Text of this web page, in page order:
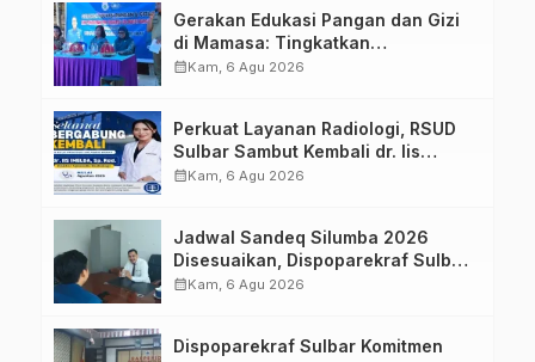
Gerakan Edukasi Pangan dan Gizi
di Mamasa: Tingkatkan
Pengetahuan dan Keterampilan
calendar_monthKam, 6 Agu 2026
Perkuat Layanan Radiologi, RSUD
Sulbar Sambut Kembali dr. Iis
Imelda, Sp.Rad
calendar_monthKam, 6 Agu 2026
Jadwal Sandeq Silumba 2026
Disesuaikan, Dispoparekraf Sulbar
Pastikan Persiapan Tetap
calendar_monthKam, 6 Agu 2026
Dispoparekraf Sulbar Komitmen